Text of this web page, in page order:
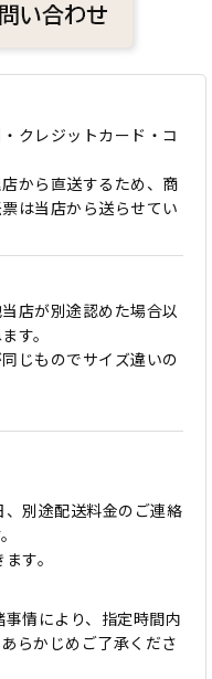
クレジットカード・コ
から直送するため、商
は当店から送らせてい
店が別途認めた場合以
す。
じものでサイズ違いの
別途配送料金のご連絡
す。
情により、指定時間内
らかじめご了承くださ